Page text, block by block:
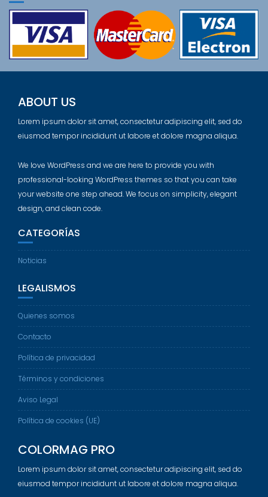
ABOUT US
Lorem ipsum dolor sit amet, consectetur adipiscing elit, sed do
eiusmod tempor incididunt ut labore et dolore magna aliqua.
We love WordPress and we are here to provide you with
professional-looking WordPress themes so that you can take
your website one step ahead. We focus on simplicity, elegant
design, and clean code.
CATEGORÍAS
Noticias
LEGALISMOS
Quienes somos
Contacto
Política de privacidad
Términos y condiciones
Aviso Legal
Política de cookies (UE)
COLORMAG PRO
Lorem ipsum dolor sit amet, consectetur adipiscing elit, sed do
eiusmod tempor incididunt ut labore et dolore magna aliqua.